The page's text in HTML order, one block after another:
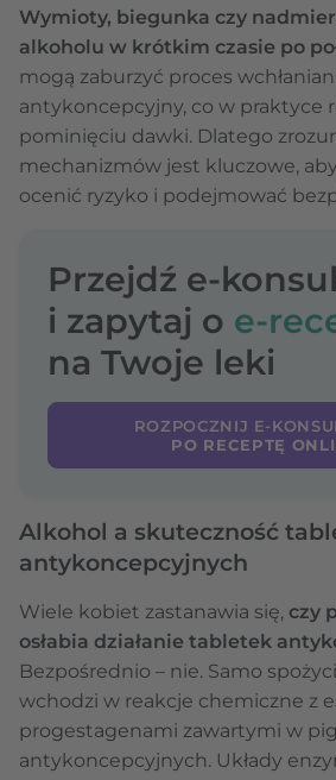
Wymioty, biegunka czy
alkoholu w krótkim czasie po
mogą zaburzyć proces
antykoncepcyjny, co w praktyce
pominięciu dawki. Dlatego
mechanizmów jest kluczowe,
ocenić ryzyko i podejmować
Przejdź e-
i zapytaj o e-
na Twoje leki
ROZPOCZNIJ E-
PO RECEPTĘ
Alkohol a skuteczność
antykoncepcyjnych
Wiele kobiet zastanawia się, czy
osłabia działanie tabletek
Bezpośrednio – nie. Samo
wchodzi w reakcje chemiczne z
progestagenami zawartymi w
antykoncepcyjnych. Układy